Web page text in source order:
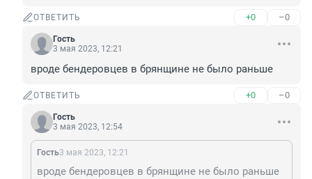
ОТВЕТИТЬ +0 –0
Гость
3 мая 2023, 12:21
вроде бендеровцев в брянщине не было раньше
ОТВЕТИТЬ +0 –0
Гость
3 мая 2023, 12:54
Гость3 мая 2023, 12:21
вроде бендеровцев в брянщине не было раньше